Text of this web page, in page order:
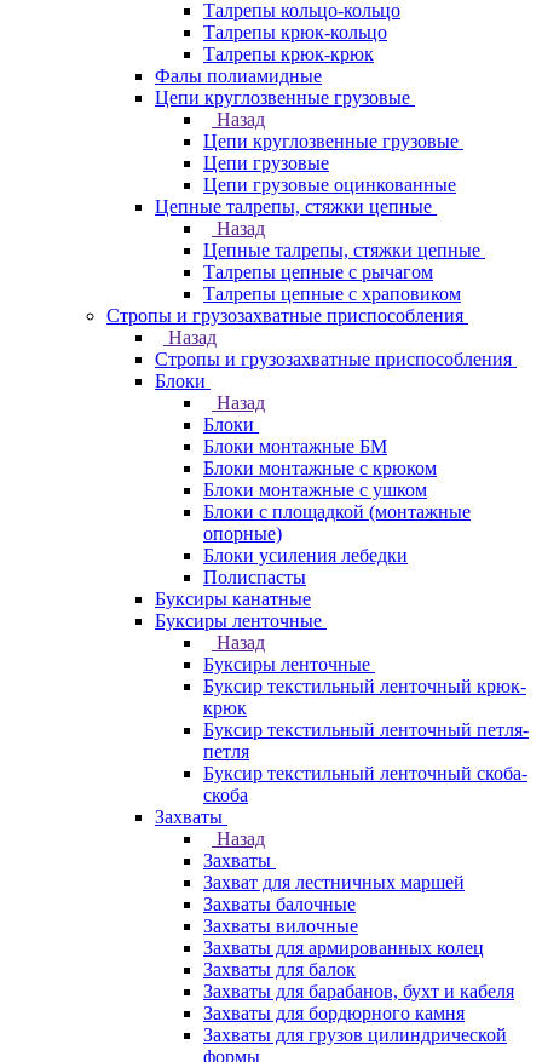
Талрепы кольцо-кольцо
Талрепы крюк-кольцо
Талрепы крюк-крюк
Фалы полиамидные
Цепи круглозвенные грузовые
Назад
Цепи круглозвенные грузовые
Цепи грузовые
Цепи грузовые оцинкованные
Цепные талрепы, стяжки цепные
Назад
Цепные талрепы, стяжки цепные
Талрепы цепные с рычагом
Талрепы цепные с храповиком
Стропы и грузозахватные приспособления
Назад
Стропы и грузозахватные приспособления
Блоки
Назад
Блоки
Блоки монтажные БМ
Блоки монтажные с крюком
Блоки монтажные с ушком
Блоки с площадкой (монтажные
опорные)
Блоки усиления лебедки
Полиспасты
Буксиры канатные
Буксиры ленточные
Назад
Буксиры ленточные
Буксир текстильный ленточный крюк-
крюк
Буксир текстильный ленточный петля-
петля
Буксир текстильный ленточный скоба-
скоба
Захваты
Назад
Захваты
Захват для лестничных маршей
Захваты балочные
Захваты вилочные
Захваты для армированных колец
Захваты для балок
Захваты для барабанов, бухт и кабеля
Захваты для бордюрного камня
Захваты для грузов цилиндрической
формы